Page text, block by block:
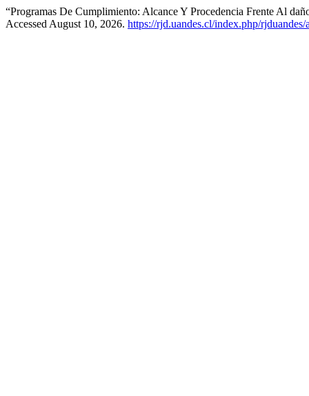
“Programas De Cumplimiento: Alcance Y Procedencia Frente Al
Accessed August 10, 2026. https://rjd.uandes.cl/index.php/